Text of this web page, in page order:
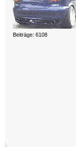
Beiträge: 6108